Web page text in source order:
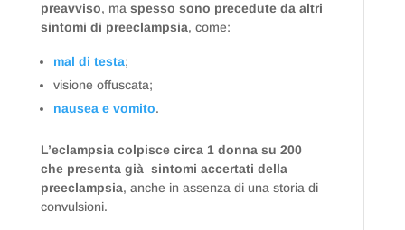
preavviso, ma spesso sono precedute da altri
sintomi di preeclampsia, come:
mal di testa;
visione offuscata;
nausea e vomito.
L’eclampsia colpisce circa 1 donna su 200
che presenta già sintomi accertati della
preeclampsia, anche in assenza di una storia di
convulsioni.